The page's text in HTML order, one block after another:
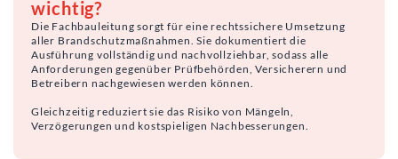
wichtig?
Die Fachbauleitung sorgt für eine rechtssichere Umsetzung
aller Brandschutzmaßnahmen. Sie dokumentiert die
Ausführung vollständig und nachvollziehbar, sodass alle
Anforderungen gegenüber Prüfbehörden, Versicherern und
Betreibern nachgewiesen werden können.
Gleichzeitig reduziert sie das Risiko von Mängeln,
Verzögerungen und kostspieligen Nachbesserungen.